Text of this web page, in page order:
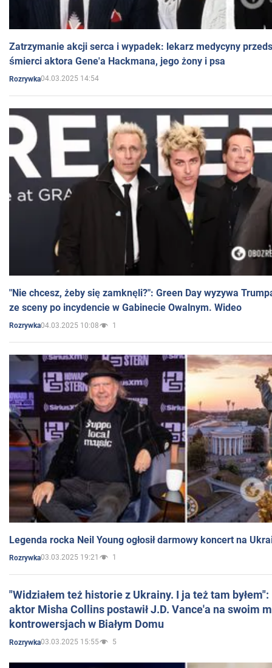
Zatrzymanie akcji serca i wypadek: lekarz medycyny
śmierci aktora Gene'a Hackmana, jego żony i psa
Rozrywka04.03.2025 14:54
"Nie chcesz, żeby się zamknęli?": Green Day wyzywa
ze sceny po incydencie w Gabinecie Owalnym. Wideo
Rozrywka04.03.2025 10:08 1
Legenda rocka Neil Young ogłosił darmowy koncert na
Rozrywka03.03.2025 19:21 1
"Widziałem też historie z Ukrainy. I ja też tam
aktor Misha Collins postawił J.D. Vance'a na swoim
kontrowersjach w Białym Domu
Rozrywka03.03.2025 15:55 5